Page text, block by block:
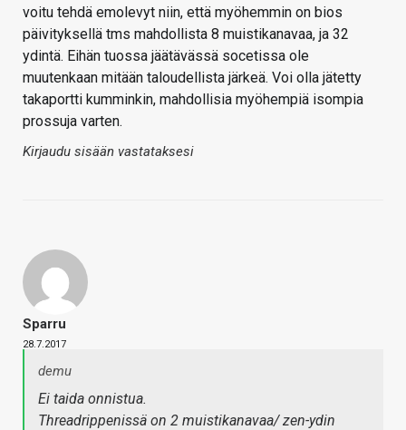
voitu tehdä emolevyt niin, että myöhemmin on bios
päivityksellä tms mahdollista 8 muistikanavaa, ja 32
ydintä. Eihän tuossa jäätävässä socetissa ole
muutenkaan mitään taloudellista järkeä. Voi olla jätetty
takaportti kumminkin, mahdollisia myöhempiä isompia
prossuja varten.
Kirjaudu sisään vastataksesi
Sparru
28.7.2017
demu
Ei taida onnistua.
Threadrippenissä on 2 muistikanavaa/ zen-ydin